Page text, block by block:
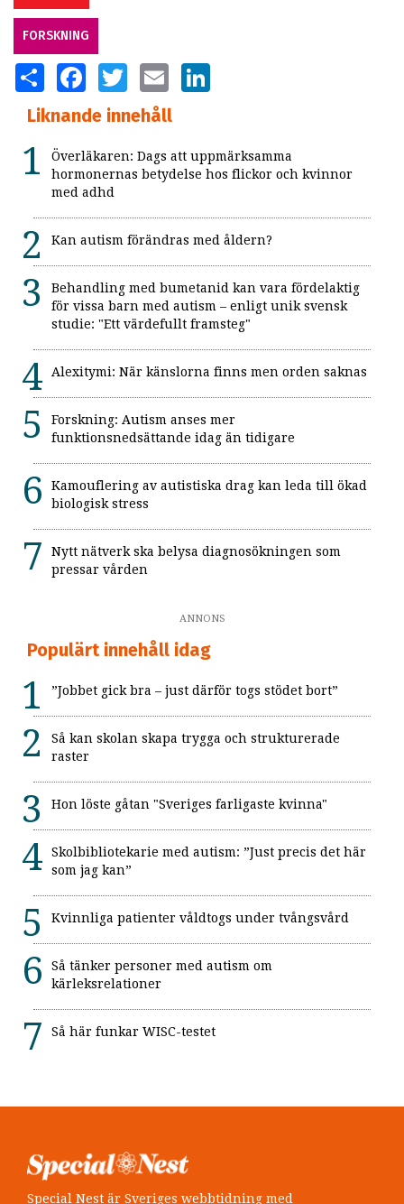
FORSKNING
SHARE FACEBOOKTWITTER EMAIL
Liknande innehåll
Överläkaren: Dags att uppmärksamma
hormonernas betydelse hos flickor och kvinnor
med adhd
Kan autism förändras med åldern?
Behandling med bumetanid kan vara fördelaktig
för vissa barn med autism – enligt unik svensk
studie: "Ett värdefullt framsteg"
Alexitymi: När känslorna finns men orden saknas
Forskning: Autism anses mer
funktionsnedsättande idag än tidigare
Kamouflering av autistiska drag kan leda till ökad
biologisk stress
Nytt nätverk ska belysa diagnosökningen som
pressar vården
ANNONS
Populärt innehåll idag
”Jobbet gick bra – just därför togs stödet bort”
Så kan skolan skapa trygga och strukturerade
raster
Hon löste gåtan "Sveriges farligaste kvinna"
Skolbibliotekarie med autism: ”Just precis det här
som jag kan”
Kvinnliga patienter våldtogs under tvångsvård
Så tänker personer med autism om
kärleksrelationer
Så här funkar WISC-testet
Special Nest är Sveriges webbtidning med